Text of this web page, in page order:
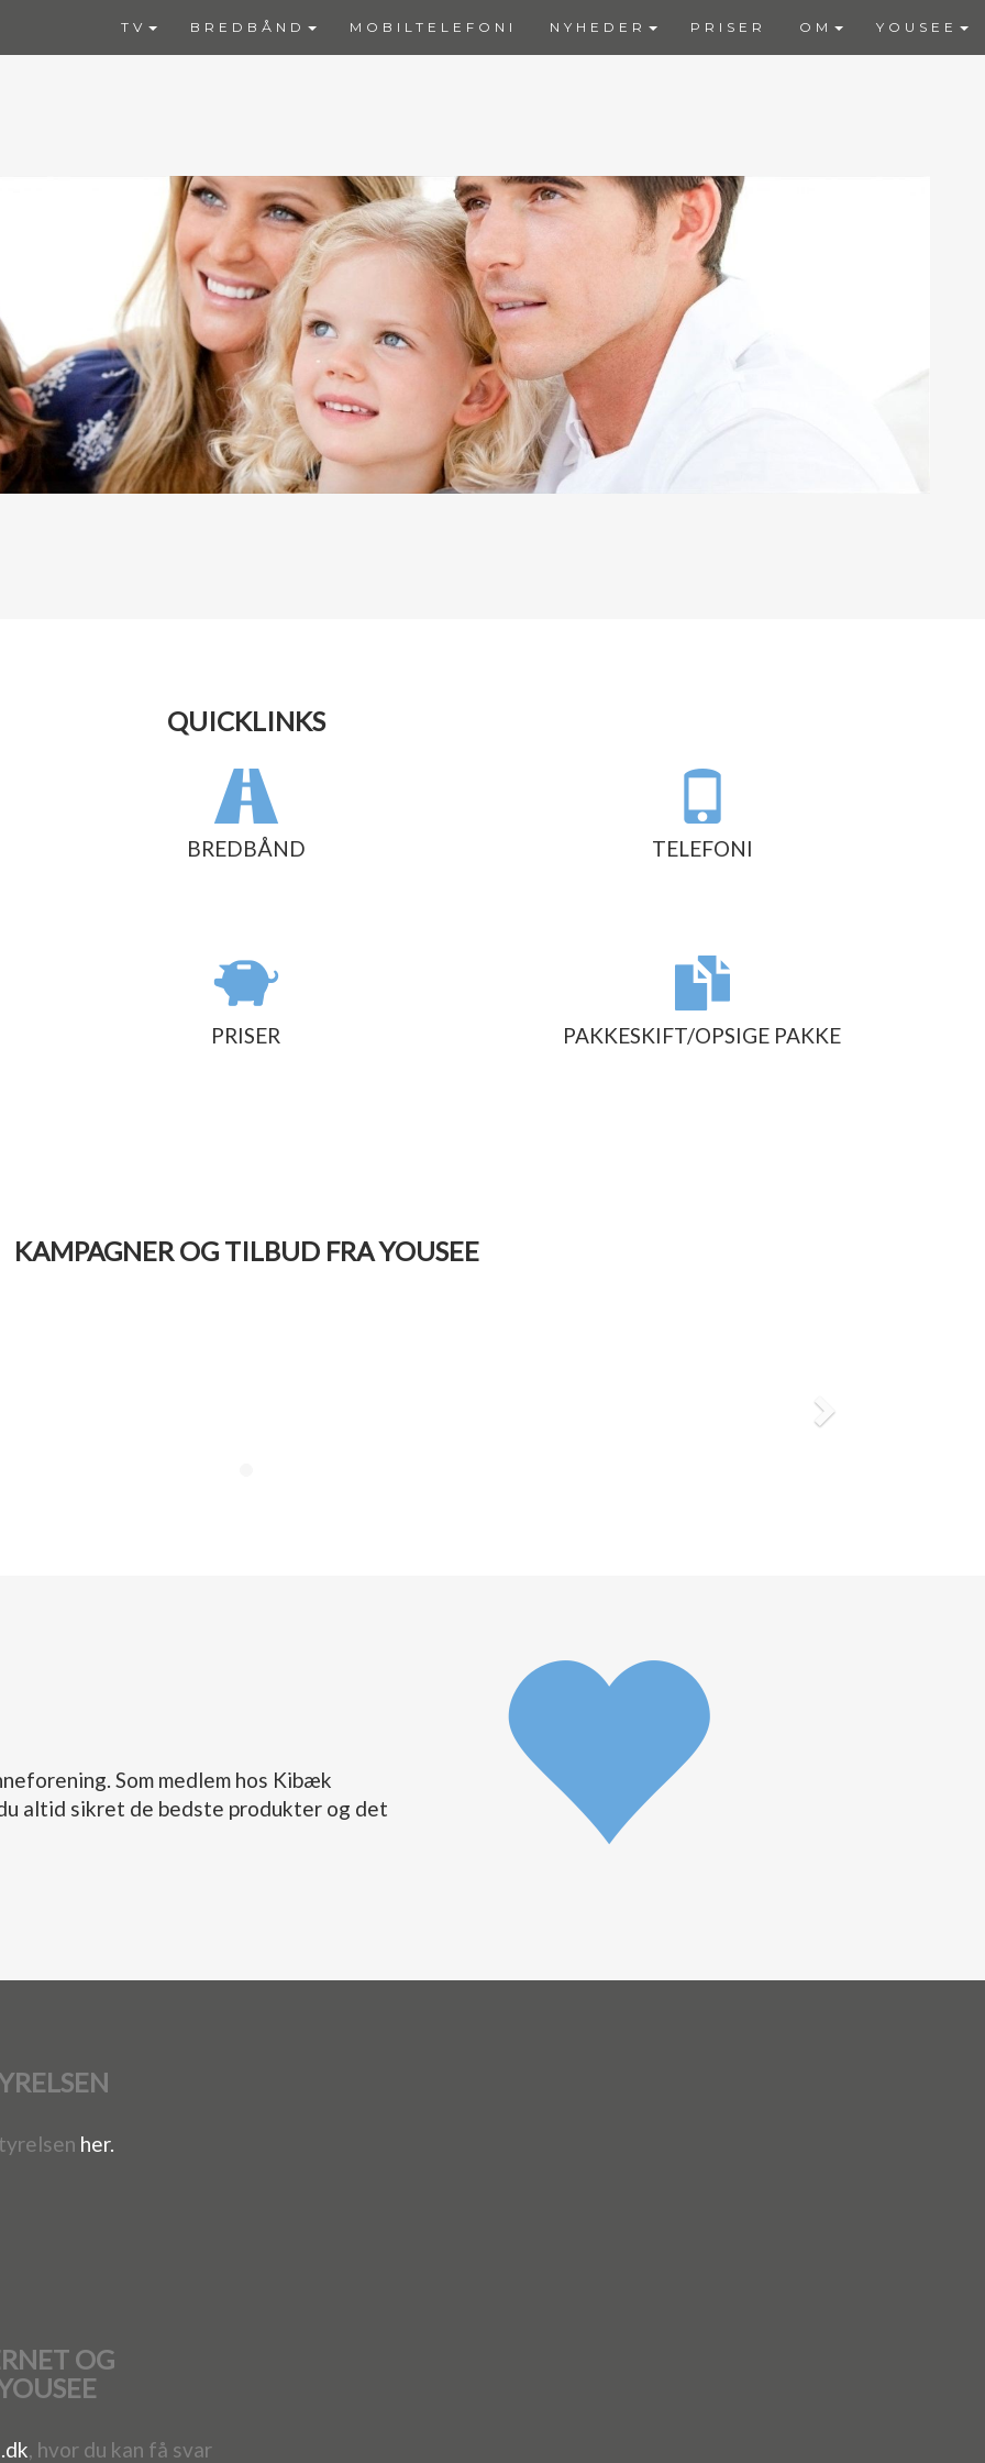
TV BREDBÅND MOBILTELEFONI NYHEDER PRISER OM YOUSEE
QUICKLINKS
BREDBÅND TELEFONI
PRISER PAKKESKIFT/OPSIGE PAKKE
KAMPAGNER OG TILBUD FRA YOUSEE
Som medlem hos Kibæk
altid sikret de bedste produkter og det
her.
OG
, hvor du kan få svar